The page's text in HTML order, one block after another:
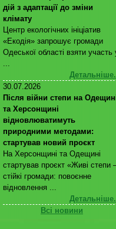
дій з адаптації до зміни
клімату
Центр екологічних ініціатив
«Екодія» запрошує громади
Одеської області взяти участь
...
30.07.2026
Після війни степи на
та Херсонщині
відновлюватимуть
природними методами:
стартував новий проєкт
На Херсонщині та Одещині
стартував проєкт «Живі степи
стійкі громади: повоєнне
відновлення ...
Всі новини